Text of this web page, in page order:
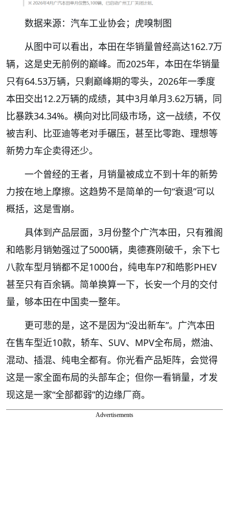
数据来源：汽车工业协会；虎嗅制图
从图中可以看出，本田在华销量曾经高达162.7万
辆，这是史无前例的巅峰。而2025年，本田在华销量
只有64.53万辆，只剩巅峰期的零头，2026年一季度
本田交出12.2万辆的成绩，其中3月单月3.62万辆，同
比暴跌34.34%。横向对比同级市场，这一战绩，不仅
被吉利、比亚迪等老对手碾压，甚至比零跑、理想等
新势力车企卖得还少。
一个曾经的王者，月销量被成立不到十年的新势
力按在地上摩擦。这趋势不是简单的一句“衰退”可以
概括，这是雪崩。
具体到产品层面，3月份整个广汽本田，只有雅阁
和皓影月销勉强过了5000辆，奥德赛刚破千，余下七
八款车型月销都不足1000台，纯电车P7和皓影PHEV
甚至只有百余辆。简单换算一下，长安一个月的交付
量，够本田在中国卖一整年。
更可悲的是，这不是因为“没出新车”。广汽本田
在售车型近10款，轿车、SUV、MPV全布局，燃油、
混动、插混、纯电全都有。你光看产品矩阵，会觉得
这是一家全面布局的头部车企；但你一看销量，才发
现这是一家“全部都弱”的边缘厂商。
Advertisements